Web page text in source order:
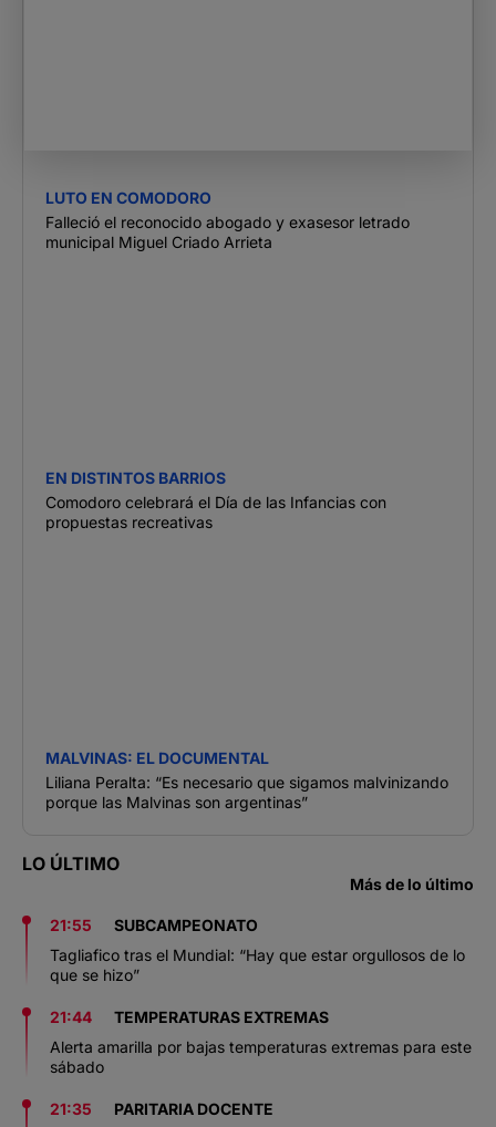
LUTO EN COMODORO
Falleció el reconocido abogado y exasesor letrado
municipal Miguel Criado Arrieta
EN DISTINTOS BARRIOS
Comodoro celebrará el Día de las Infancias con
propuestas recreativas
MALVINAS: EL DOCUMENTAL
Liliana Peralta: “Es necesario que sigamos malvinizando
porque las Malvinas son argentinas”
LO ÚLTIMO
Más de lo último
21:55
SUBCAMPEONATO
Tagliafico tras el Mundial: “Hay que estar orgullosos de lo
que se hizo”
21:44
TEMPERATURAS EXTREMAS
Alerta amarilla por bajas temperaturas extremas para este
sábado
21:35
PARITARIA DOCENTE